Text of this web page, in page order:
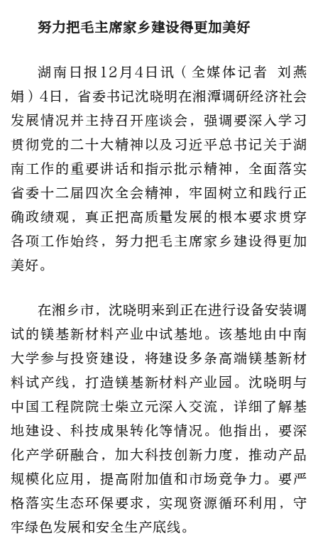
努力把毛主席家乡建设得更加美好
湖南日报12月4日讯（全媒体记者 刘燕
娟）4日，省委书记沈晓明在湘潭调研经济社会
发展情况并主持召开座谈会，强调要深入学习
贯彻党的二十大精神以及习近平总书记关于湖
南工作的重要讲话和指示批示精神，全面落实
省委十二届四次全会精神，牢固树立和践行正
确政绩观，真正把高质量发展的根本要求贯穿
各项工作始终，努力把毛主席家乡建设得更加
美好。
在湘乡市，沈晓明来到正在进行设备安装调
试的镁基新材料产业中试基地。该基地由中南
大学参与投资建设，将建设多条高端镁基新材
料试产线，打造镁基新材料产业园。沈晓明与
中国工程院院士柴立元深入交流，详细了解基
地建设、科技成果转化等情况。他指出，要深
化产学研融合，加大科技创新力度，推动产品
规模化应用，提高附加值和市场竞争力。要严
格落实生态环保要求，实现资源循环利用，守
牢绿色发展和安全生产底线。